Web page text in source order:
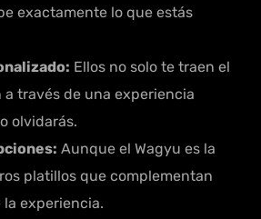
exactamente lo que estás
Ellos no solo te traen el
a través de una experiencia
olvidarás.
Aunque el Wagyu es la
platillos que complementan
experiencia.